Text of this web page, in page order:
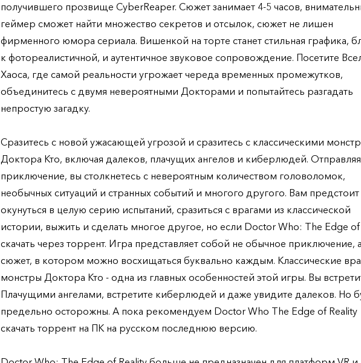
получившего прозвище CyberReaper. Сюжет занимает 4-5 часов,
геймер сможет найти множество секретов и отсылок, сюжет не лишен
фирменного юмора сериала. Вишенкой на торте станет стильная графика,
к фотореалистичной, и аутентичное звуковое сопровождение. Посетите
Хаоса, где самой реальности угрожает череда временных промежутков,
объединитесь с двумя невероятными Докторами и попытайтесь разгадать
непростую загадку.
Сразитесь с новой ужасающей угрозой и сразитесь с классическими
Доктора Кто, включая далеков, плачущих ангелов и киберлюдей.
приключение, вы столкнетесь с невероятным количеством головоломок,
необычных ситуаций и странных событий и многого другого. Вам предстоит
окунуться в целую серию испытаний, сразиться с врагами из классической
истории, выжить и сделать многое другое, но если Doctor Who: The Edge of
скачать через торрент. Игра представляет собой не обычное приключение, а
сюжет, в котором можно восхищаться буквально каждым. Классические
монстры Доктора Кто - одна из главных особенностей этой игры. Вы
Плачущими ангелами, встретите киберлюдей и даже увидите далеков. Но
предельно осторожны. А пока рекомендуем Doctor Who The Edge of Reality
скачать торрент на ПК на русском последнюю версию.